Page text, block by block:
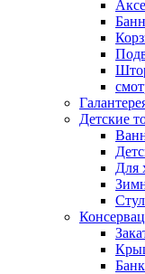
Детские
Для